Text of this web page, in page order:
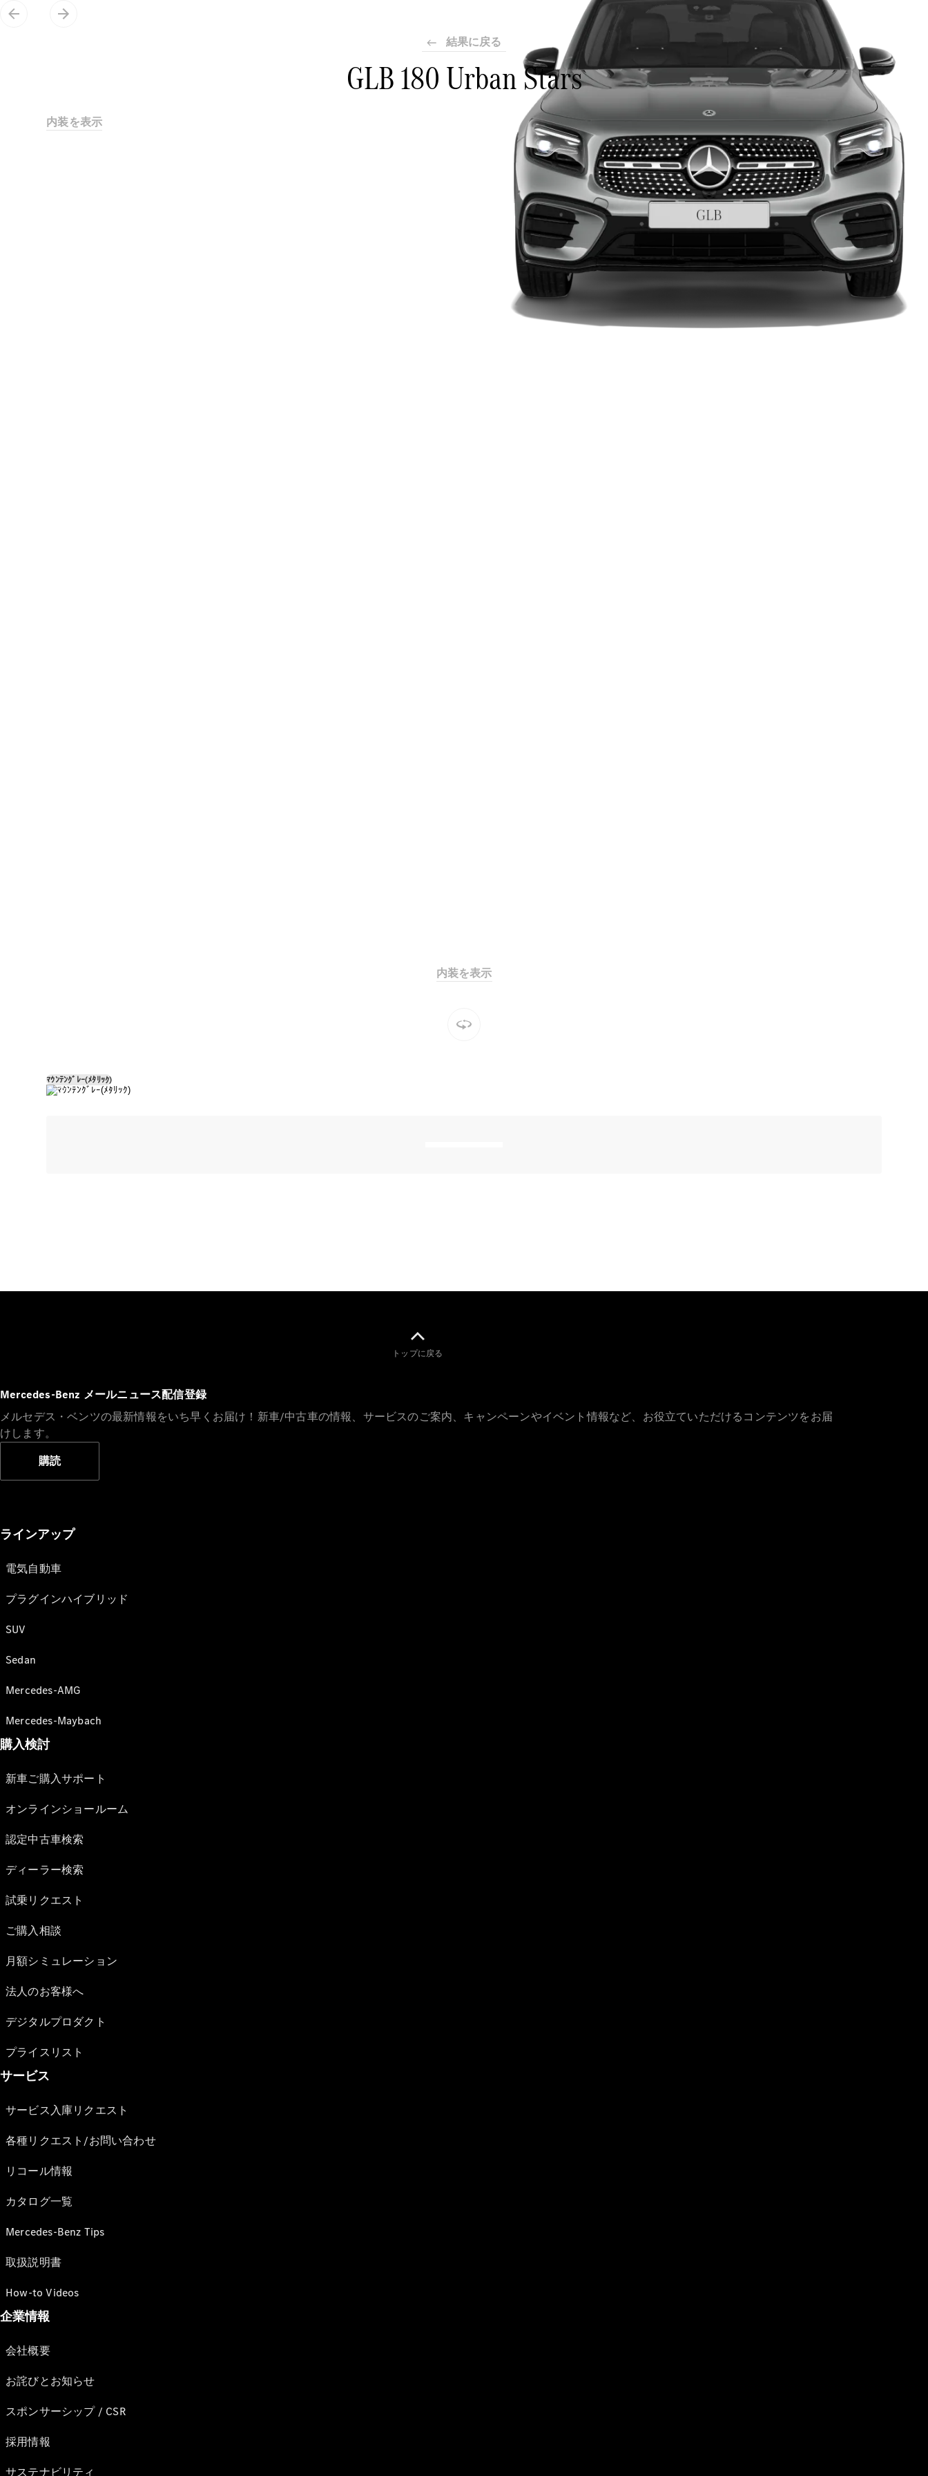
結果に戻る
GLB 180 Urban Stars
内装を表示
内装を表示
ﾏｳﾝﾃﾝｸﾞﾚｰ(ﾒﾀﾘｯｸ)
トップに戻る
Mercedes-Benz メールニュース配信登録
メルセデス・ベンツの最新情報をいち早くお届け！新車/中古車の情報、サービスのご案内、キャンペーンやイベント情報など、お役立ていただけるコンテンツをお届
けします。
購読
ラインアップ
電気自動車
プラグインハイブリッド
SUV
Sedan
Mercedes-AMG
Mercedes-Maybach
購入検討
新車ご購入サポート
オンラインショールーム
認定中古車検索
ディーラー検索
試乗リクエスト
ご購入相談
月額シミュレーション
法人のお客様へ
デジタルプロダクト
プライスリスト
サービス
サービス入庫リクエスト
各種リクエスト/お問い合わせ
リコール情報
カタログ一覧
Mercedes-Benz Tips
取扱説明書
How-to Videos
企業情報
会社概要
お詫びとお知らせ
スポンサーシップ / CSR
採用情報
サステナビリティ